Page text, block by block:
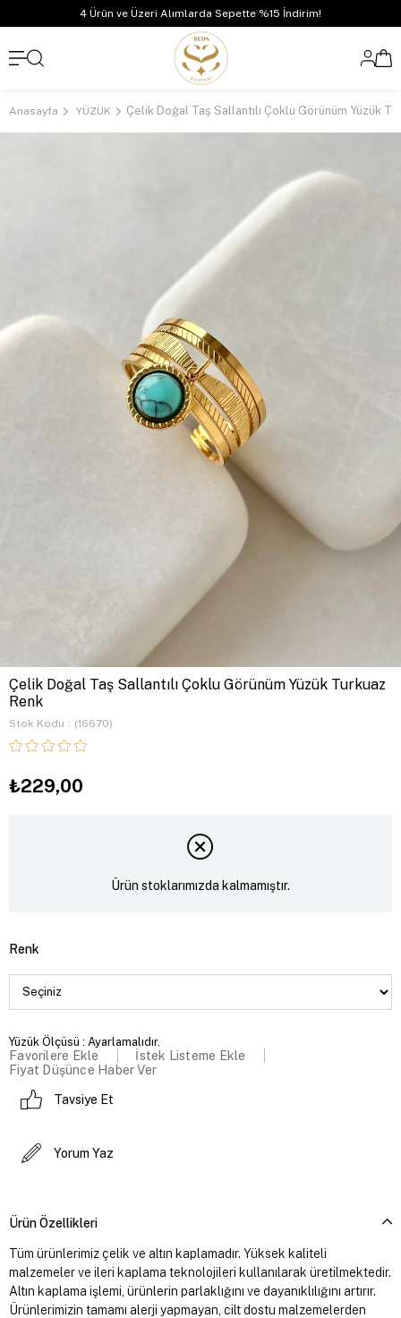
4 Ürün ve Üzeri Alımlarda Sepette %15 İndirim!
Anasayfa YÜZÜK
Çelik Doğal Taş Sallantılı Çoklu Görünüm Yüzük Turkuaz
Renk
Stok Kodu (16670)
₺229,00
Ürün stoklarımızda kalmamıştır.
Renk
Yüzük Ölçüsü : Ayarlamalıdır.
Favorilere Ekle
İstek Listeme Ekle
Fiyat Düşünce Haber Ver
Tavsiye Et
Yorum Yaz
Ürün Özellikleri
Tüm ürünlerimiz çelik ve altın kaplamadır. Yüksek kaliteli
malzemeler ve ileri kaplama teknolojileri kullanılarak üretilmektedir.
Altın kaplama işlemi, ürünlerin parlaklığını ve dayanıklılığını artırır.
Ürünlerimizin tamamı alerji yapmayan, cilt dostu malzemelerden